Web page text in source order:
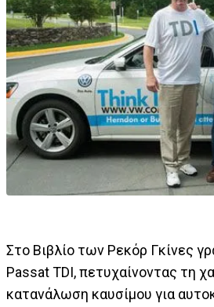
Στο Βιβλίο των Ρεκόρ Γκίνες
Passat TDI, πετυχαίνοντας τη
κατανάλωση καυσίμου για